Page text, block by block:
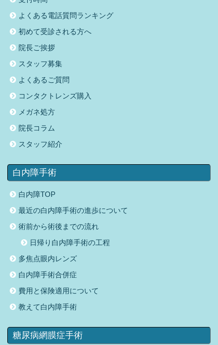
よくある電話質問ランキング
初めて受診される方へ
院長ご挨拶
スタッフ募集
よくあるご質問
コンタクトレンズ購入
メガネ処方
院長コラム
スタッフ紹介
白内障手術
白内障TOP
最近の白内障手術の進歩について
術前から術後までの流れ
日帰り白内障手術の工程
多焦点眼内レンズ
白内障手術合併症
費用と保険適用について
教えて白内障手術
糖尿病網膜症手術